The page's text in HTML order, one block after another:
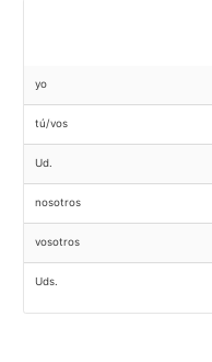
yo
tú/vos
Ud.
nosotros
vosotros
Uds.